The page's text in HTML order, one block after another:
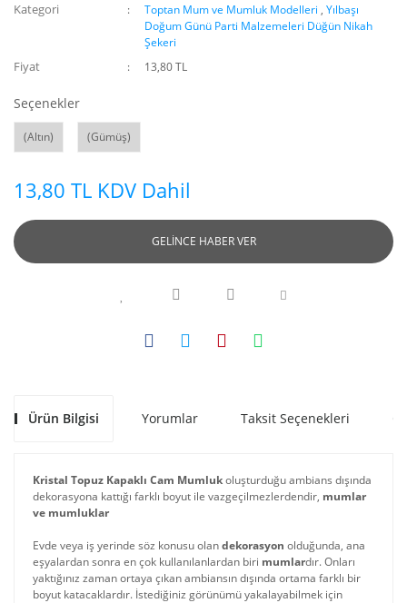
Kategori Toptan Mum ve Mumluk Modelleri ,Yılbaşı
Doğum Günü Parti Malzemeleri Düğün Nikah
Şekeri
Fiyat 13,80 TL
Seçenekler
(Altın) (Gümüş)
13,80 TL KDV Dahil
GELİNCE HABER VER
Ürün Bilgisi Yorumlar Taksit Seçenekleri
Kristal Topuz Kapaklı Cam Mumlukoluşturduğu ambians dışında
dekorasyona kattığı farklı boyut ile vazgeçilmezlerdendir, mumlar
ve mumluklar
Evde veya iş yerinde söz konusu olandekorasyon olduğunda, ana
eşyalardan sonra en çok kullanılanlardan biri mumlardır. Onları
yaktığınız zaman ortaya çıkan ambiansın dışında ortama farklı bir
boyut katacaklardır. İstediğiniz görünümü yakalayabilmek için